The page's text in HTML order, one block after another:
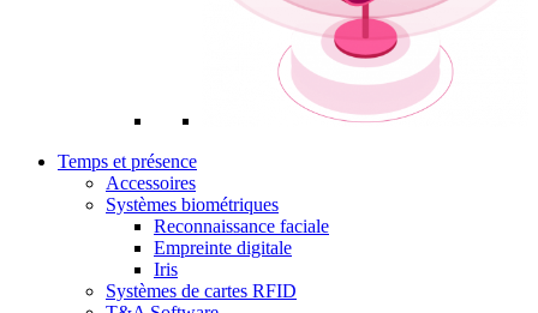
Temps et présence
Accessoires
Systèmes biométriques
Reconnaissance faciale
Empreinte digitale
Iris
Systèmes de cartes RFID